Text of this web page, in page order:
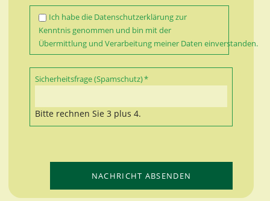
Ich habe die Datenschutzerklärungzur
Kenntnis genommen und bin mit der
Übermittlung und Verarbeitung meiner Daten einverstanden.
Pflichtfeld
Sicherheitsfrage (Spamschutz)*
Bitte rechnen Sie 3 plus 4.
NACHRICHT ABSENDEN